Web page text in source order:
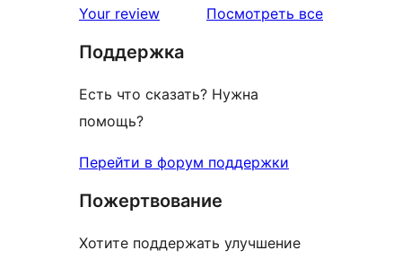
звездный
Your review Посмотреть всеотзывы
Поддержка
Есть что сказать? Нужна
помощь?
Перейти в форум поддержки
Пожертвование
Хотите поддержать улучшение